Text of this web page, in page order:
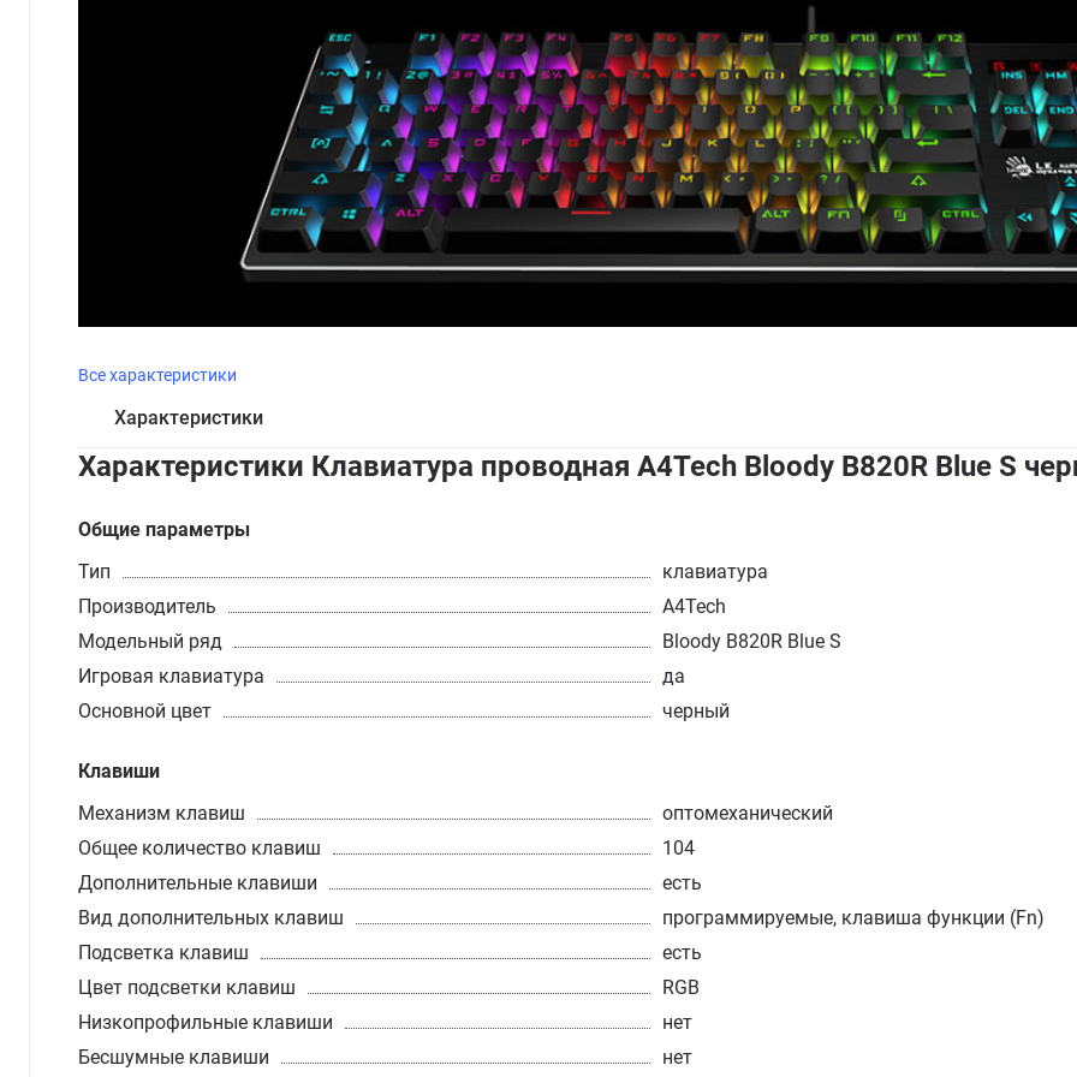
Все характеристики
Характеристики
Характеристики Клавиатура проводная A4Tech Bloody B820R Blue S
Общие параметры
Тип
клавиатура
Производитель
A4Tech
Модельный ряд
Bloody B820R Blue S
Игровая клавиатура
да
Основной цвет
черный
Клавиши
Механизм клавиш
оптомеханический
Общее количество клавиш
104
Дополнительные клавиши
есть
Вид дополнительных клавиш
программируемые, клавиша функции (Fn)
Подсветка клавиш
есть
Цвет подсветки клавиш
RGB
Низкопрофильные клавиши
нет
Бесшумные клавиши
нет